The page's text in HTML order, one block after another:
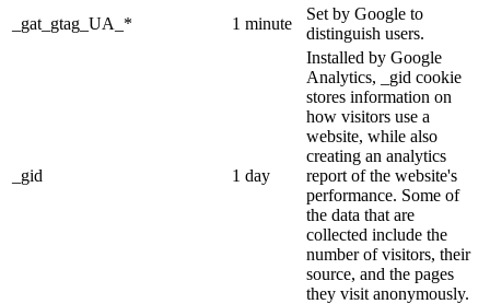
_gat_gtag_UA_*
1 minute
Set by Google to
distinguish users.
_gid 1 day
Installed by Google
Analytics, _gid cookie
stores information on
how visitors use a
website, while also
creating an analytics
report of the website's
performance. Some of
the data that are
collected include the
number of visitors, their
source, and the pages
they visit anonymously.